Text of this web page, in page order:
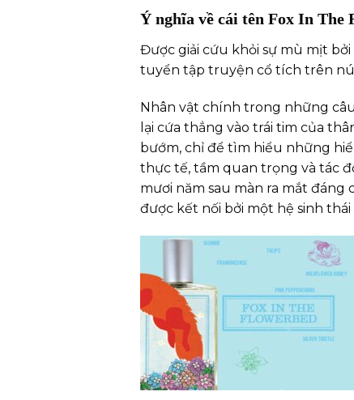
Ý nghĩa về cái tên Fox In The
Được giải cứu khỏi sự mù mịt bởi
tuyển tập truyện cổ tích trên núi
Nhân vật chính trong những
lại cứa thẳng vào trái tim của
bướm, chỉ để tìm hiểu những
thực tế, tầm quan trọng và tác
mươi năm sau màn ra mắt
được kết nối bởi một hệ sinh